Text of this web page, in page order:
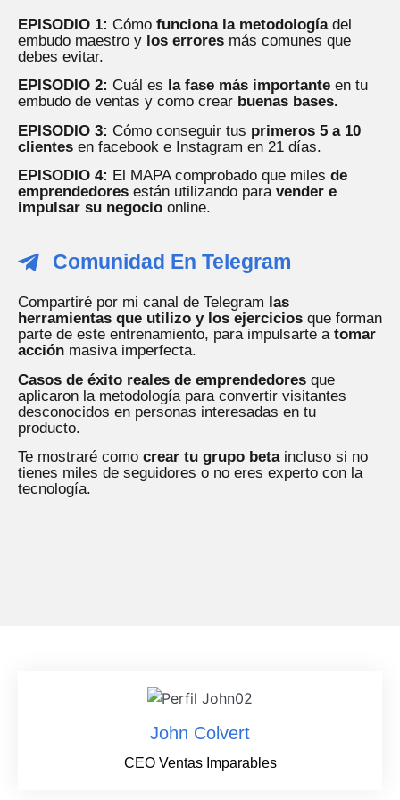
EPISODIO 1: Cómo funciona la metodologíadel
embudo maestro y los errores más comunes que
debes evitar.
EPISODIO 2: Cuál es la fase más importante en tu
embudo de ventas y como crear buenas bases.
EPISODIO 3: Cómo conseguir tus primeros 5 a 10
clientes en facebook e Instagram en 21 días.
EPISODIO 4: El MAPA comprobado que miles de
emprendedores están utilizando para vender e
impulsar su negocio online.
Comunidad En Telegram
Compartiré por mi canal de Telegram las
herramientas que utilizo y los ejercicios que forman
parte de este entrenamiento, para impulsarte a tomar
acción masiva imperfecta.
Casos de éxito reales de emprendedores que
aplicaron la metodología para convertir visitantes
desconocidos en personas interesadas en tu
producto.
Te mostraré como crear tu grupo betaincluso si no
tienes miles de seguidores o no eres experto con la
tecnología.
John Colvert
CEO Ventas Imparables